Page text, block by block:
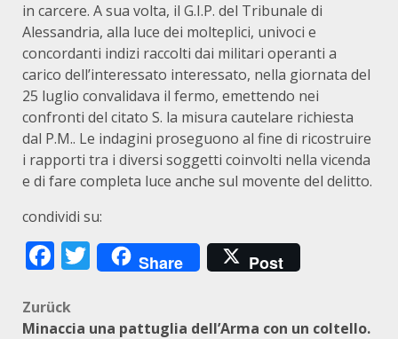
in carcere. A sua volta, il G.I.P. del Tribunale di
Alessandria, alla luce dei molteplici, univoci e
concordanti indizi raccolti dai militari operanti a
carico dell’interessato interessato, nella giornata del
25 luglio convalidava il fermo, emettendo nei
confronti del citato S. la misura cautelare richiesta
dal P.M.. Le indagini proseguono al fine di ricostruire
i rapporti tra i diversi soggetti coinvolti nella vicenda
e di fare completa luce anche sul movente del delitto.
condividi su:
Facebook
Twitter
Share Post
Beitragsnavigation
Zurück
Minaccia una pattuglia dell’Arma con un coltello.